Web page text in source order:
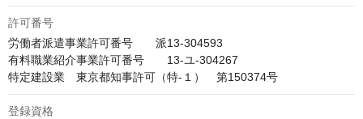
許可番号
労働者派遣事業許可番号　　派13-304593
有料職業紹介事業許可番号　　13‐ユ-304267
特定建設業　東京都知事許可（特-１）　第150374号
登録資格